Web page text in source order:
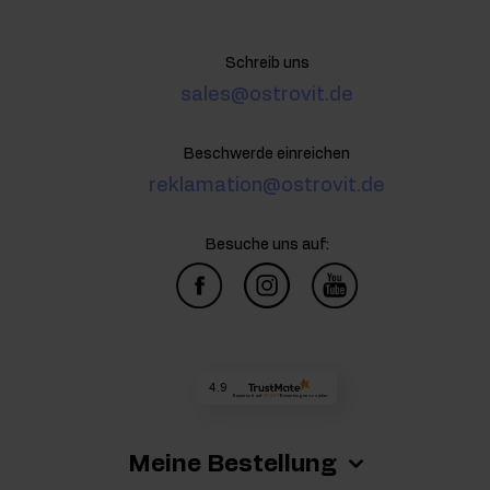
Meine Bestellung
Schreib uns
sales@ostrovit.de
Beschwerde einreichen
reklamation@ostrovit.de
Besuche uns auf:
4.9
Basierend auf 73 327Bewertungen von jeher